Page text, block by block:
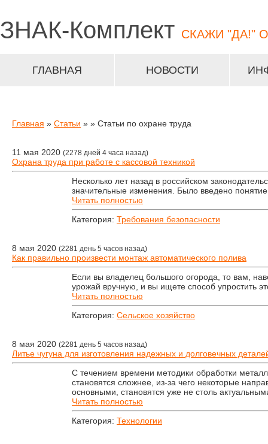
ЗНАК-Комплект СКАЖИ "ДА!"
ГЛАВНАЯ НОВОСТИ
Главная » Статьи » » Статьи по охране труда
11 мая 2020 (2278 дней 4 часа назад)
Охрана труда при работе с кассовой техникой
Несколько лет назад в российском
значительные изменения. Было введено
Читать полностью
Категория: Требования безопасности
8 мая 2020 (2281 день 5 часов назад)
Как правильно произвести монтаж автоматического полива
Если вы владелец большого огорода, то вам,
урожай вручную, и вы ищете способ упростить
Читать полностью
Категория: Сельское хозяйство
8 мая 2020 (2281 день 5 часов назад)
Литье чугуна для изготовления надежных и долговечных
С течением времени методики обработки
становятся сложнее, из-за чего некоторые
основными, становятся уже не столь
Читать полностью
Категория: Технологии